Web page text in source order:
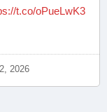
t.co/oPueLwK3
2026